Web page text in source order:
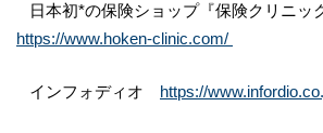
日本初*の保険ショップ『保険クリニッ
https://www.hoken-clinic.com/
インフォディオ https://